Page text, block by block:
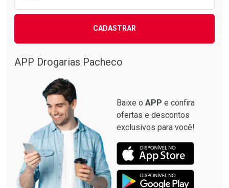
CADASTRAR
APP Drogarias Pacheco
Baixe o APP e confira
ofertas e descontos
exclusivos para você!